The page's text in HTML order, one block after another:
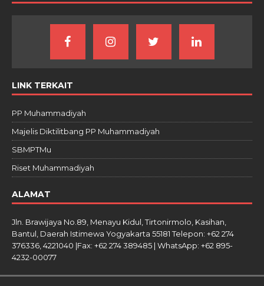
LINK TERKAIT
PP Muhammadiyah
Majelis Diktilitbang PP Muhammadiyah
SBMPTMu
Riset Muhammadiyah
ALAMAT
Jln. Brawijaya No.89, Menayu Kidul, Tirtonirmolo, Kasihan,
Bantul, Daerah Istimewa Yogyakarta 55181 Telepon: +62 274
376336, 4221040 |Fax: +62 274 389485 | WhatsApp: +62 895-
4232-00077